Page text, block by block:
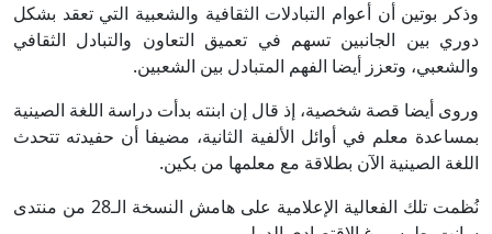
وذكر بوتين أن أعوام التبادلات الثقافية والشعبية التي تعقد بشكل
دوري بين الجانبين تسهم في تعميق التعاون والتبادل الثقافي
والشعبي، وتعزز أيضا الفهم المتبادل بين الشعبين.
وروى أيضا قصة شخصية، إذ قال إن ابنته بدأت دراسة اللغة الصينية
بمساعدة معلم في أوائل الألفية الثانية، مضيفا أن حفيدته تتحدث
اللغة الصينية الآن بطلاقة مع معلمها من بكين.
نُظمت تلك الفعالية الإعلامية على هامش النسخة الـ28 من منتدى